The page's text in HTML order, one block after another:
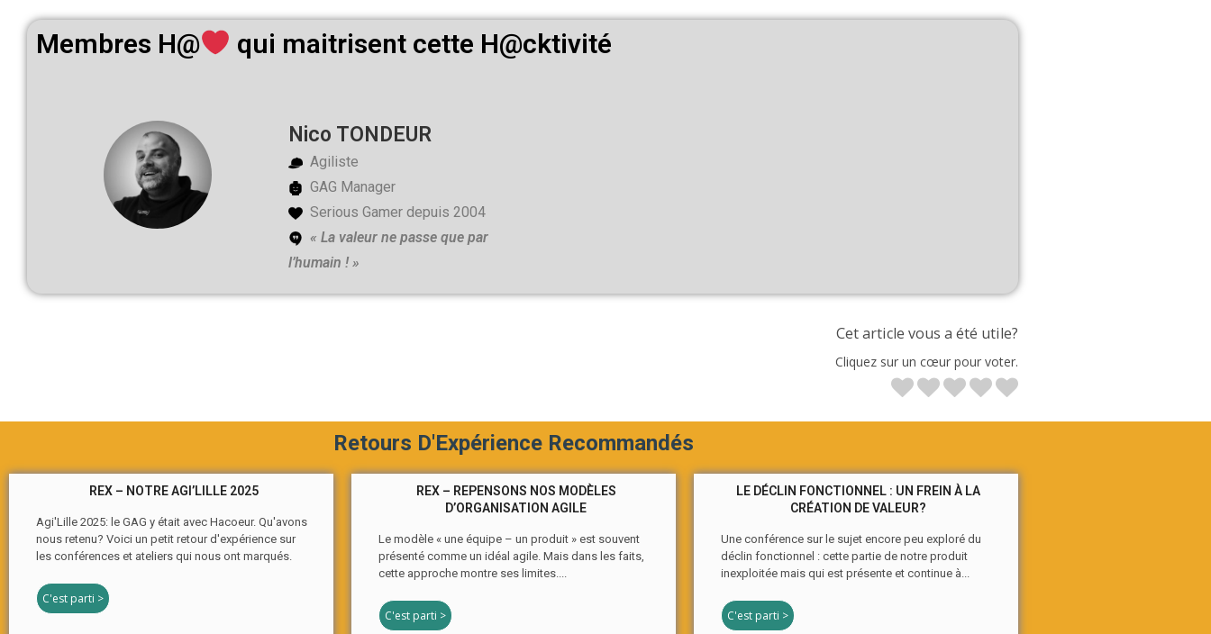
Membres H@ qui maitrisent cette H@cktivité
Nico TONDEUR
Agiliste
GAG Manager
Serious Gamer depuis 2004
« La valeur ne passe que par
l’humain ! »
Cet article vous a été utile?
Cliquez sur un cœur pour voter.
Retours D'Expérience Recommandés
REX – NOTRE AGI’LILLE 2025
Agi'Lille 2025: le GAG y était avec Hacoeur. Qu'avons
nous retenu? Voici un petit retour d'expérience sur
les conférences et ateliers qui nous ont marqués.
C'est parti >
REX – REPENSONS NOS MODÈLES
D’ORGANISATION AGILE
Le modèle « une équipe – un produit » est souvent
présenté comme un idéal agile. Mais dans les faits,
cette approche montre ses limites....
C'est parti >
LE DÉCLIN FONCTIONNEL : UN FREIN À LA
CRÉATION DE VALEUR?
Une conférence sur le sujet encore peu exploré du
déclin fonctionnel : cette partie de notre produit
inexploitée mais qui est présente et continue à...
C'est parti >